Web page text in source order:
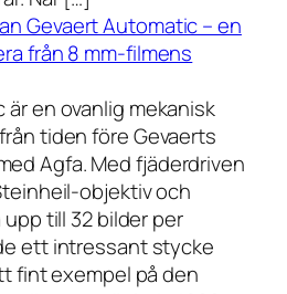
Gevaert Automatic – en
från 8 mm-filmens
en ovanlig mekanisk
tiden före Gevaerts
Agfa. Med fjäderdriven
objektiv och
till 32 bilder per
ett intressant stycke
fint exempel på den